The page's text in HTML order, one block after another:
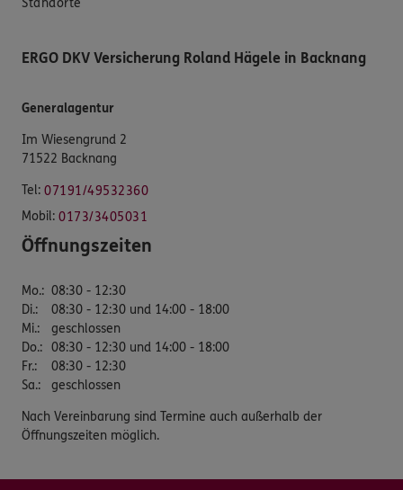
Standorte
ERGO DKV Versicherung Roland Hägele in Backnang
Generalagentur
Im Wiesengrund 2
71522 Backnang
Tel: 07191/49532360
Mobil: 0173/3405031
Öffnungszeiten
Mo.: 08:30 - 12:30
Di.:
08:30 - 12:30 und 14:00 - 18:00
Mi.:
geschlossen
Do.: 08:30 - 12:30 und 14:00 - 18:00
Fr.:
08:30 - 12:30
Sa.: geschlossen
Nach Vereinbarung sind Termine auch außerhalb der
Öffnungszeiten möglich.